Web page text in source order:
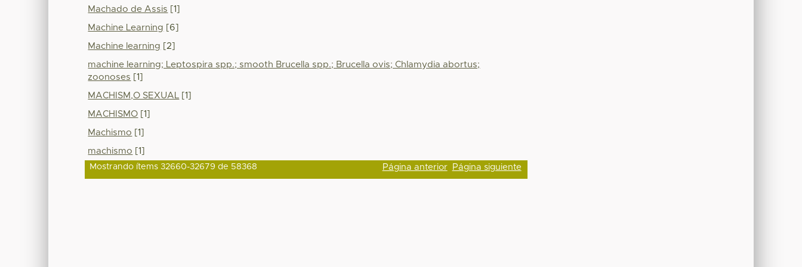
Machado de Assis [1]
Machine Learning [6]
Machine learning [2]
machine learning; Leptospira spp.; smooth Brucella spp.; Brucella ovis; Chlamydia abortus;
zoonoses [1]
MACHISM,O SEXUAL [1]
MACHISMO [1]
Machismo [1]
machismo [1]
Mostrando ítems 32660-32679 de 58368 Página anterior Página siguiente